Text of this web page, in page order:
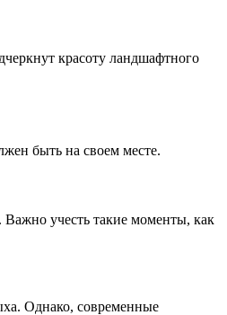
красоту ландшафтного
быть на своем месте.
Важно учесть такие моменты, как
Однако, современные